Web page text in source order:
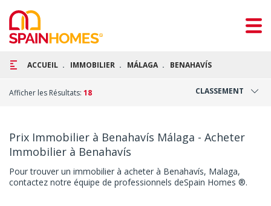
ACCUEIL IMMOBILIER MÁLAGA BENAHAVÍS
CLASSEMENT
Afficher les Résultats: 18
Prix Immobilier à Benahavís Málaga - Acheter
Immobilier à Benahavís
Pour trouver un immobilier à acheter à Benahavís, Malaga,
contactez notre équipe de professionnels deSpain Homes ®.